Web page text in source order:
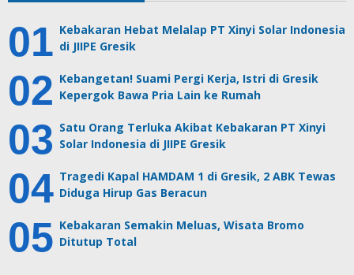
Kebakaran Hebat Melalap PT Xinyi Solar Indonesia
di JIIPE Gresik
Kebangetan! Suami Pergi Kerja, Istri di Gresik
Kepergok Bawa Pria Lain ke Rumah
Satu Orang Terluka Akibat Kebakaran PT Xinyi
Solar Indonesia di JIIPE Gresik
Tragedi Kapal HAMDAM 1 di Gresik, 2 ABK Tewas
Diduga Hirup Gas Beracun
Kebakaran Semakin Meluas, Wisata Bromo
Ditutup Total